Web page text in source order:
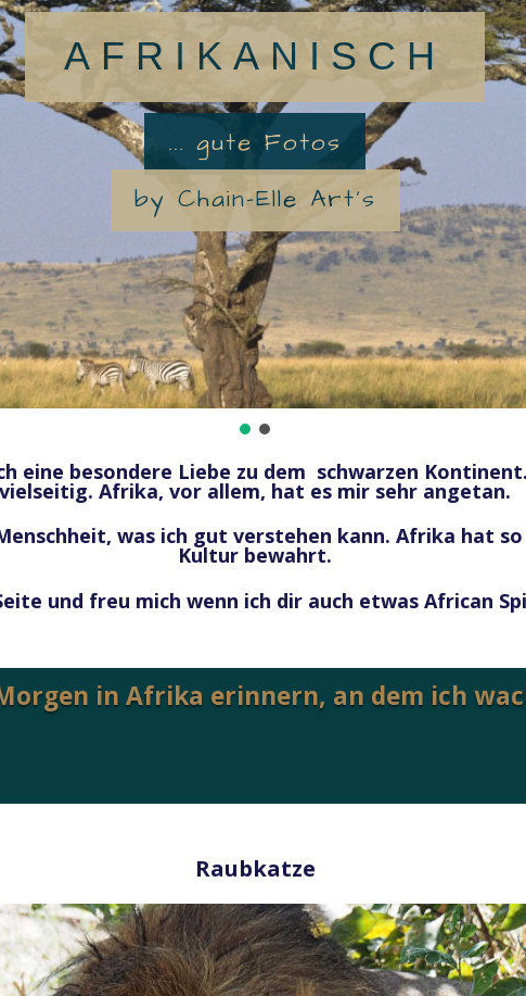
AFRIKANISCH
... gute Fotos
by Chain-Elle Art's
eine besondere Liebe zu dem schwarzen
vielseitig. Afrika, vor allem, hat es mir sehr angetan.
was ich gut verstehen kann. Afrika hat
Kultur bewahrt.
und freu mich wenn ich dir auch etwas African
in Afrika erinnern, an dem ich
Raubkatze